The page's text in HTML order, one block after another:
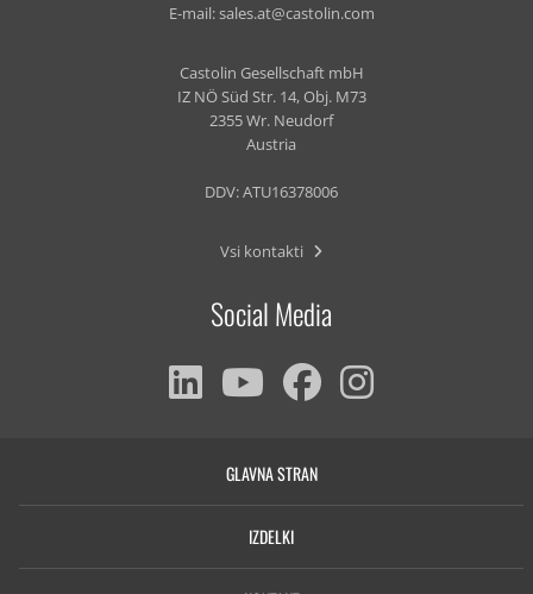
E-mail:sales.at@castolin.com
Castolin Gesellschaft mbH
IZ NÖ Süd Str. 14, Obj. M73
2355 Wr. Neudorf
Austria
DDV: ATU16378006
Vsi kontakti
Social Media
GLAVNA STRAN
IZDELKI